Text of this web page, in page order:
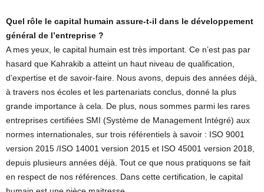
Quel rôle le capital humain assure-t-il dans le développement
général de l’entreprise ?
A mes yeux, le capital humain est très important. Ce n’est pas par
hasard que Kahrakib a atteint un haut niveau de qualification,
d’expertise et de savoir-faire. Nous avons, depuis des années déjà,
à travers nos écoles et les partenariats conclus, donné la plus
grande importance à cela. De plus, nous sommes parmi les rares
entreprises certifiées SMI (Système de Management Intégré) aux
normes internationales, sur trois référentiels à savoir : ISO 9001
version 2015 /ISO 14001 version 2015 et ISO 45001 version 2018,
depuis plusieurs années déjà. Tout ce que nous pratiquons se fait
en respect de nos références. Dans cette certification, le capital